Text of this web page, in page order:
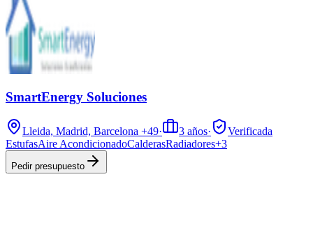
SmartEnergy Soluciones
Lleida, Madrid, Barcelona +49· 3 años·
Verificada
EstufasAire AcondicionadoCalderasRadiadores+3
Pedir presupuesto